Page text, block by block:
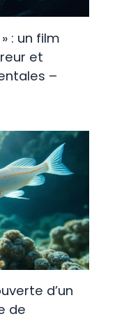
: un film
et
–
d’un
de